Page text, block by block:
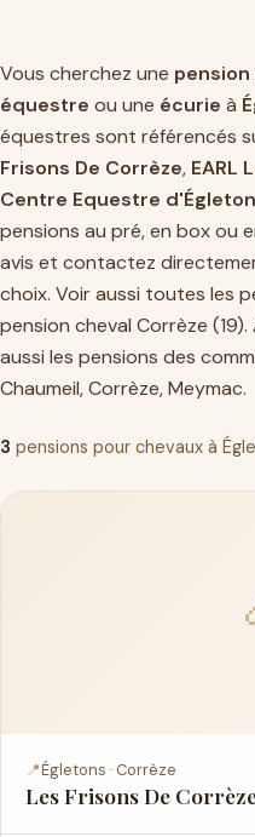
Vous cherchez une
équestre ou une écurie à
équestres sont référencés
Frisons De Corrèze, EARL
Centre Equestre
pensions au pré, en box ou
avis et contactez
choix. Voir aussi toutes les
pension cheval Corrèze (19).
aussi les pensions des
Chaumeil,Corrèze,Meymac.
3 pensions pour chevaux à
📍Égletons · Corrèze
Les Frisons De